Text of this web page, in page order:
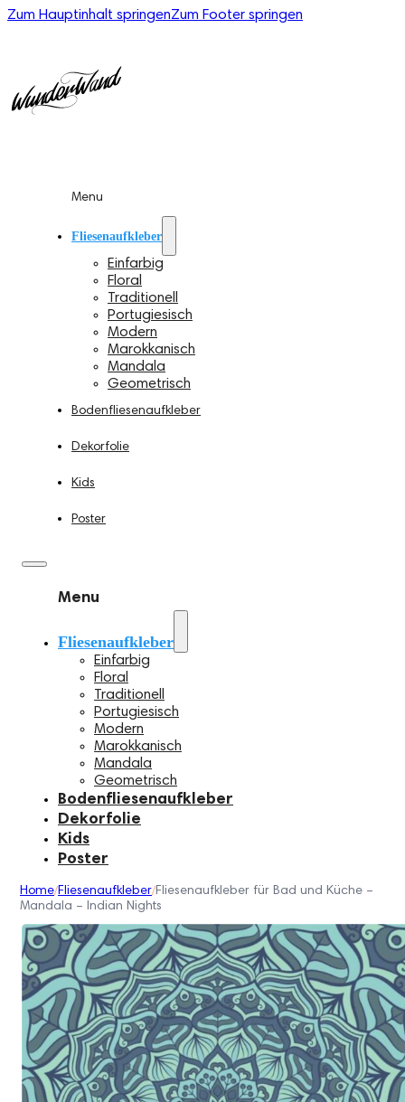
Zum Hauptinhalt springenZum Footer springen
Menu
Fliesenaufkleber
Einfarbig
Floral
Traditionell
Portugiesisch
Modern
Marokkanisch
Mandala
Geometrisch
Bodenfliesenaufkleber
Dekorfolie
Kids
Poster
Menu
Fliesenaufkleber
Einfarbig
Floral
Traditionell
Portugiesisch
Modern
Marokkanisch
Mandala
Geometrisch
Bodenfliesenaufkleber
Dekorfolie
Kids
Poster
Home/Fliesenaufkleber/Fliesenaufkleber für Bad und Küche –
Mandala – Indian Nights